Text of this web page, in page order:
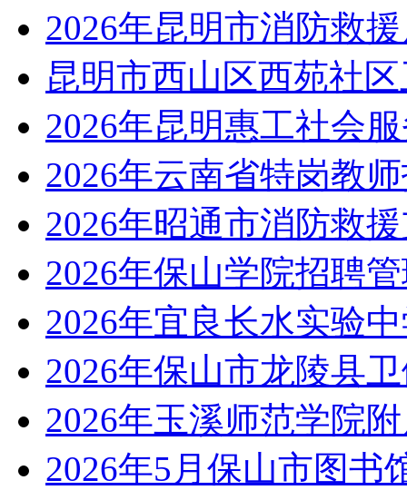
2026年昆明市消防救
昆明市西山区西苑社
2026年昆明惠工社会
2026年云南省特岗教
2026年昭通市消防救
2026年保山学院招聘
2026年宜良长水实验
2026年保山市龙陵县
2026年玉溪师范学院
2026年5月保山市图书